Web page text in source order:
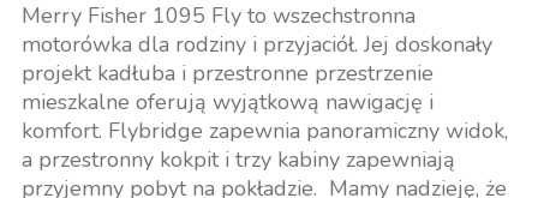
Merry Fisher 1095 Fly to wszechstronna
motorówka dla rodziny i przyjaciół. Jej doskonały
projekt kadłuba i przestronne przestrzenie
mieszkalne oferują wyjątkową nawigację i
komfort. Flybridge zapewnia panoramiczny widok,
a przestronny kokpit i trzy kabiny zapewniają
przyjemny pobyt na pokładzie. Mamy nadzieję, że